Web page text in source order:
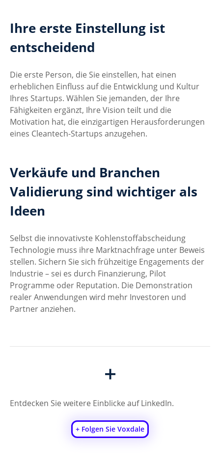
Ihre erste Einstellung ist
entscheidend
Die erste Person, die Sie einstellen, hat einen
erheblichen Einfluss auf die Entwicklung und Kultur
Ihres Startups. Wählen Sie jemanden, der Ihre
Fähigkeiten ergänzt, Ihre Vision teilt und die
Motivation hat, die einzigartigen Herausforderungen
eines Cleantech-Startups anzugehen.
Verkäufe und Branchen
Validierung sind wichtiger als
Ideen
Selbst die innovativste Kohlenstoffabscheidung
Technologie muss ihre Marktnachfrage unter Beweis
stellen. Sichern Sie sich frühzeitige Engagements der
Industrie – sei es durch Finanzierung, Pilot
Programme oder Reputation. Die Demonstration
realer Anwendungen wird mehr Investoren und
Partner anziehen.
Entdecken Sie weitere Einblicke auf LinkedIn.
+ Folgen Sie Voxdale
+